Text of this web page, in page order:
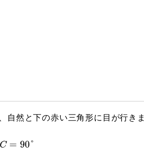
自然と下の赤い三角形に目が行きま
= 90°
= 90°